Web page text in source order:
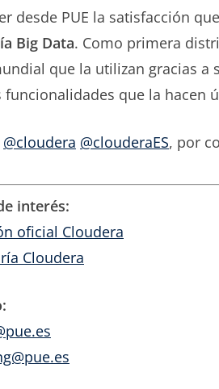
desde PUE la satisfacción
Big Data. Como primera
que la utilizan gracias a
funcionalidades que la hacen
@cloudera @clouderaES, por
interés:
oficial Cloudera
Cloudera